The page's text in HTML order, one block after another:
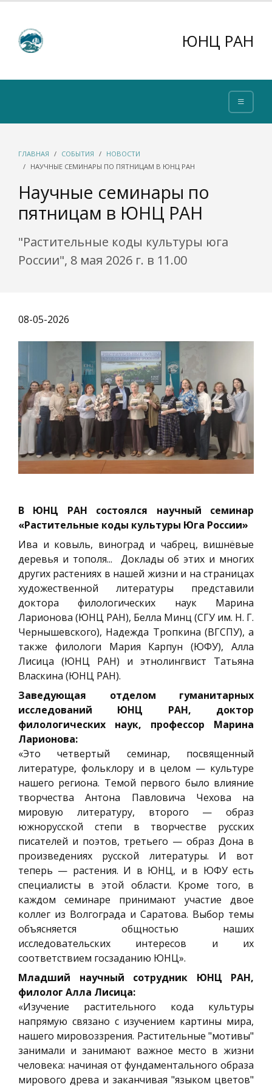
ЮНЦ РАН
ГЛАВНАЯ СОБЫТИЯ
НОВОСТИ
НАУЧНЫЕ СЕМИНАРЫ ПО ПЯТНИЦАМ В ЮНЦ РАН
Научные семинары по
пятницам в ЮНЦ РАН
"Растительные коды культуры юга
России", 8 мая 2026 г. в 11.00
08-05-2026
В ЮНЦ РАН состоялся научный семинар
«Растительные коды культуры Юга России»
Ива и ковыль, виноград и чабрец, вишнёвые
деревья и тополя... Доклады об этих и многих
других растениях в нашей жизни и на страницах
художественной литературы представили
доктора филологических наук Марина
Ларионова (ЮНЦ РАН), Белла Минц (СГУ им. Н. Г.
Чернышевского), Надежда Тропкина (ВГСПУ), а
также филологи Мария Карпун (ЮФУ), Алла
Лисица (ЮНЦ РАН) и этнолингвист Татьяна
Власкина (ЮНЦ РАН).
Заведующая отделом гуманитарных
исследований ЮНЦ РАН, доктор
филологических наук, профессор Марина
Ларионова:
«Это четвертый семинар, посвященный
литературе, фольклору и в целом — культуре
нашего региона. Темой первого было влияние
творчества Антона Павловича Чехова на
мировую литературу, второго — образ
южнорусской степи в творчестве русских
писателей и поэтов, третьего — образ Дона в
произведениях русской литературы. И вот
теперь — растения. И в ЮНЦ, и в ЮФУ есть
специалисты в этой области. Кроме того, в
каждом семинаре принимают участие двое
коллег из Волгограда и Саратова. Выбор темы
объясняется общностью наших
исследовательских интересов и их
соответствием госзаданию ЮНЦ».
Младший научный сотрудник ЮНЦ РАН,
филолог Алла Лисица:
«Изучение растительного кода культуры
напрямую связано с изучением картины мира,
нашего мировоззрения. Растительные "мотивы"
занимали и занимают важное место в жизни
человека: начиная от фундаментального образа
мирового древа и заканчивая "языком цветов"